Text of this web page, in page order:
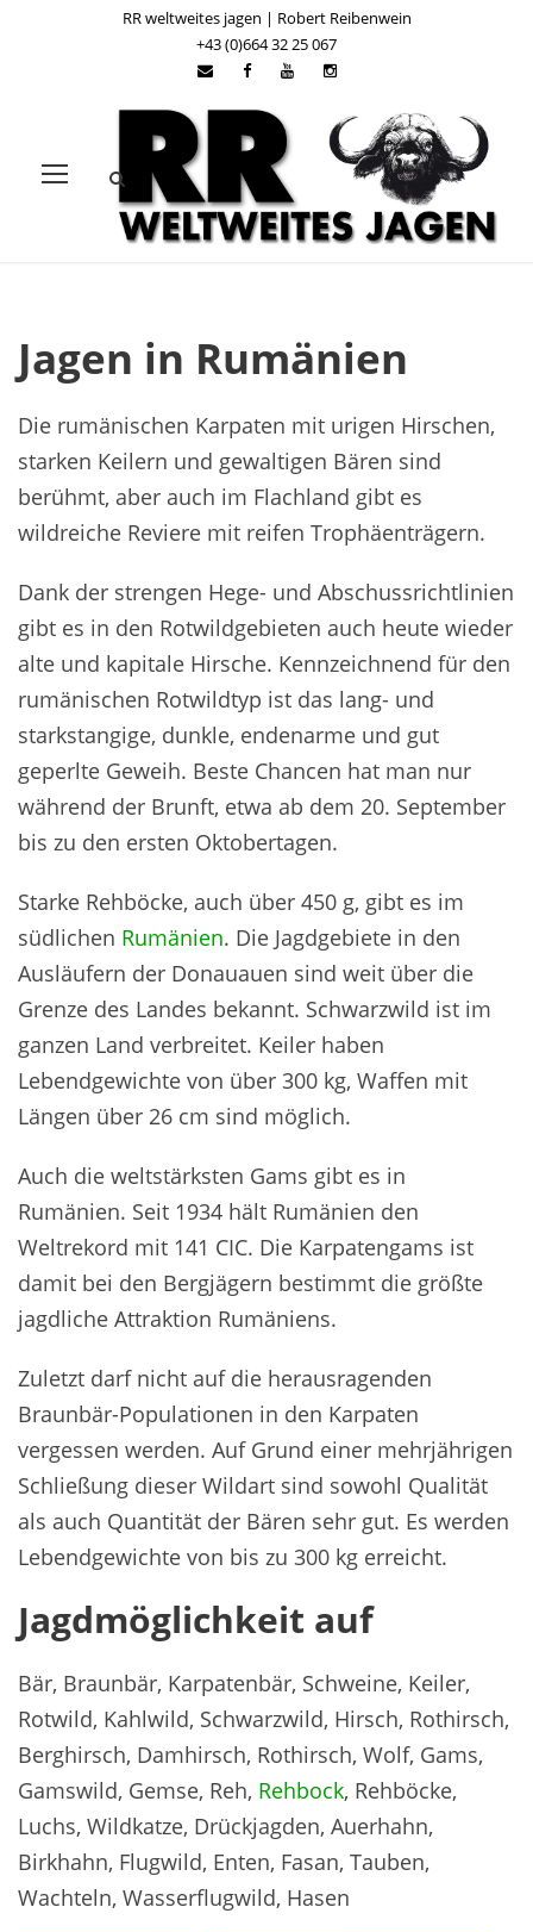
RR weltweites jagen | Robert Reibenwein
+43 (0)664 32 25 067
Jagen in Rumänien
Die rumänischen Karpaten mit urigen Hirschen,
starken Keilern und gewaltigen Bären sind
berühmt, aber auch im Flachland gibt es
wildreiche Reviere mit reifen Trophäenträgern.
Dank der strengen Hege- und Abschussrichtlinien
gibt es in den Rotwildgebieten auch heute wieder
alte und kapitale Hirsche. Kennzeichnend für den
rumänischen Rotwildtyp ist das lang- und
starkstangige, dunkle, endenarme und gut
geperlte Geweih. Beste Chancen hat man nur
während der Brunft, etwa ab dem 20. September
bis zu den ersten Oktobertagen.
Starke Rehböcke, auch über 450 g, gibt es im
südlichen Rumänien. Die Jagdgebiete in den
Ausläufern der Donauauen sind weit über die
Grenze des Landes bekannt. Schwarzwild ist im
ganzen Land verbreitet. Keiler haben
Lebendgewichte von über 300 kg, Waffen mit
Längen über 26 cm sind möglich.
Auch die weltstärksten Gams gibt es in
Rumänien. Seit 1934 hält Rumänien den
Weltrekord mit 141 CIC. Die Karpatengams ist
damit bei den Bergjägern bestimmt die größte
jagdliche Attraktion Rumäniens.
Zuletzt darf nicht auf die herausragenden
Braunbär-Populationen in den Karpaten
vergessen werden. Auf Grund einer mehrjährigen
Schließung dieser Wildart sind sowohl Qualität
als auch Quantität der Bären sehr gut. Es werden
Lebendgewichte von bis zu 300 kg erreicht.
Jagdmöglichkeit auf
Bär, Braunbär, Karpatenbär, Schweine, Keiler,
Rotwild, Kahlwild, Schwarzwild, Hirsch, Rothirsch,
Berghirsch, Damhirsch, Rothirsch, Wolf, Gams,
Gamswild, Gemse, Reh, Rehbock, Rehböcke,
Luchs, Wildkatze, Drückjagden, Auerhahn,
Birkhahn, Flugwild, Enten, Fasan, Tauben,
Wachteln, Wasserflugwild, Hasen